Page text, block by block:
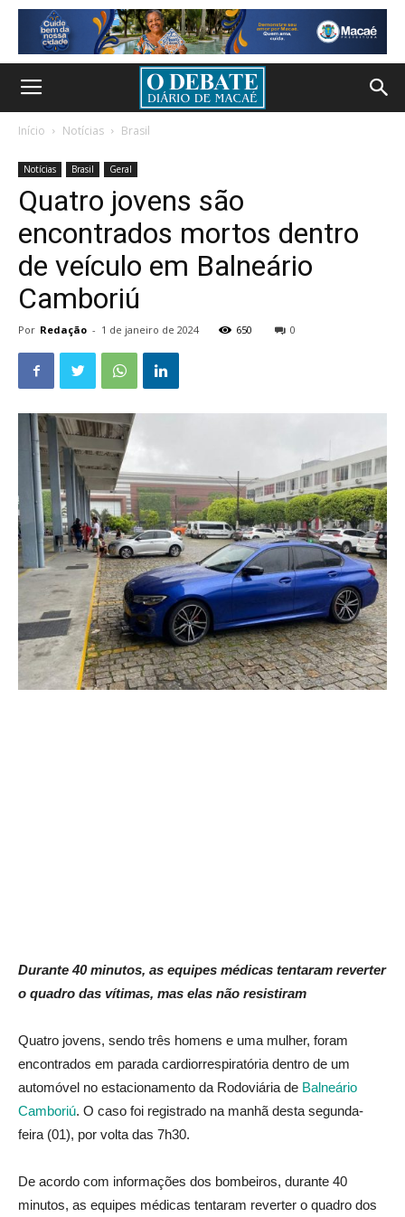
Início Notícias Brasil
Notícias Brasil Geral
Quatro jovens são
encontrados mortos dentro
de veículo em Balneário
Camboriú
Por Redação - 1 de janeiro de 2024 650 0
Durante 40 minutos, as equipes médicas tentaram reverter
o quadro das vítimas, mas elas não resistiram
Quatro jovens, sendo três homens e uma mulher, foram
encontrados em parada cardiorrespiratória dentro de um
automóvel no estacionamento da Rodoviária de Balneário
Camboriú. O caso foi registrado na manhã desta segunda-
feira (01), por volta das 7h30.
De acordo com informações dos bombeiros, durante 40
minutos, as equipes médicas tentaram reverter o quadro dos